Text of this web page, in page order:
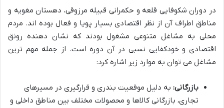
در دوران شکوفایی قلعه و حکمرانی قبیله مرزوقی، دهستان مغویه و
مناطق اطراف آن از نظر اقتصادی بسیار پویا و فعال بوده اند. مردم
محلی به مشاغل متنوعی مشغول بودند که نشان دهنده رونق
اقتصادی و خودکفایی نسبی در آن دوره است. از جمله مهم ترین
مشاغل می توان به موارد زیر اشاره کرد:
بازرگانی: به دلیل موقعیت بندری و قرارگیری در مسیرهای
تجاری، بازرگانی کالاها و محصولات مختلف بین مناطق داخلی و